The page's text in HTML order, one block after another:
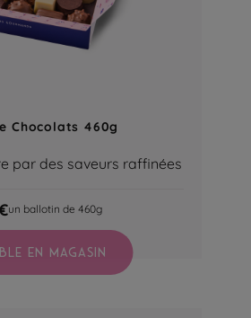
Chocolats 460g
par des saveurs raffinées
un ballotin de 460g
EN MAGASIN